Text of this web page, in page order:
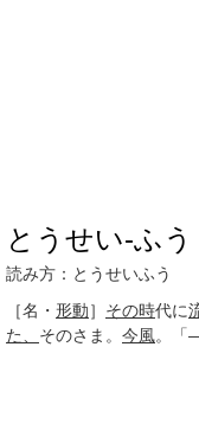
とうせい‐ふう
読み方：とうせいふう
［名・ 形動］ その時代に
た、 そのさま。 今風。「